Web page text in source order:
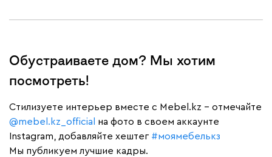
Обустраиваете дом? Мы хотим
посмотреть!
Cтилизуете интерьер вместе с Mebel.kz – отмечайте
@mebel.kz_official
на фото в своем аккаунте
Instagram, добавляйте хештег #моямебелькз
Мы публикуем лучшие кадры.